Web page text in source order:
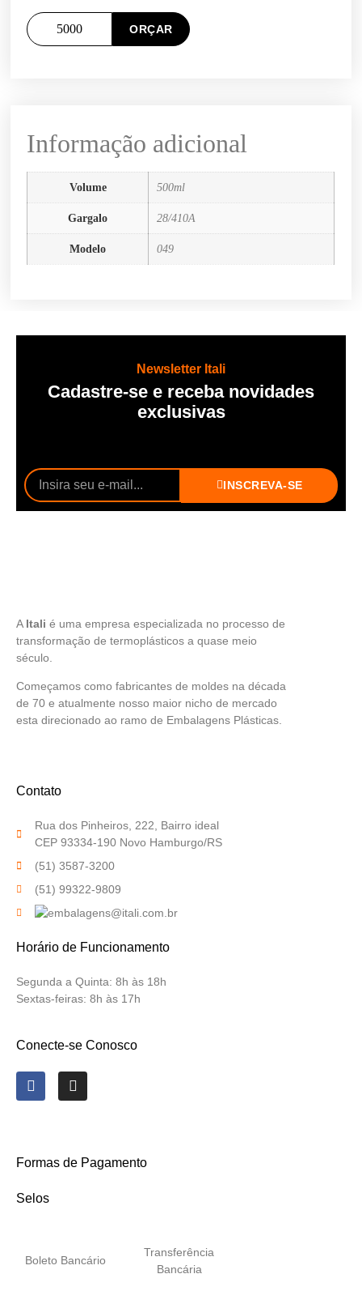
ORÇAR
Informação adicional
Volume 500ml
Gargalo 28/410A
Modelo 049
Newsletter Itali
Cadastre-se e receba novidades
exclusivas
INSCREVA-SE
A Itali é uma empresa especializada no processo de
transformação de termoplásticos a quase meio
século.
Começamos como fabricantes de moldes na década
de 70 e atualmente nosso maior nicho de mercado
esta direcionado ao ramo de Embalagens Plásticas.
Contato
Rua dos Pinheiros, 222, Bairro ideal
CEP 93334-190 Novo Hamburgo/RS
(51) 3587-3200
(51) 99322-9809
Horário de Funcionamento
Segunda a Quinta: 8h às 18h
Sextas-feiras: 8h às 17h
Conecte-se Conosco
Formas de Pagamento
Selos
Boleto Bancário
Transferência
Bancária